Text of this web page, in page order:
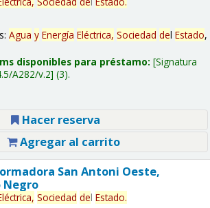
Agua y Energía Eléctrica, Sociedad del Estado,
disponibles para préstamo: Signatura
A282/v.2 (3).
Hacer reserva
Agregar al carrito
San Antoni Oeste,
Negro
Sociedad del Estado.